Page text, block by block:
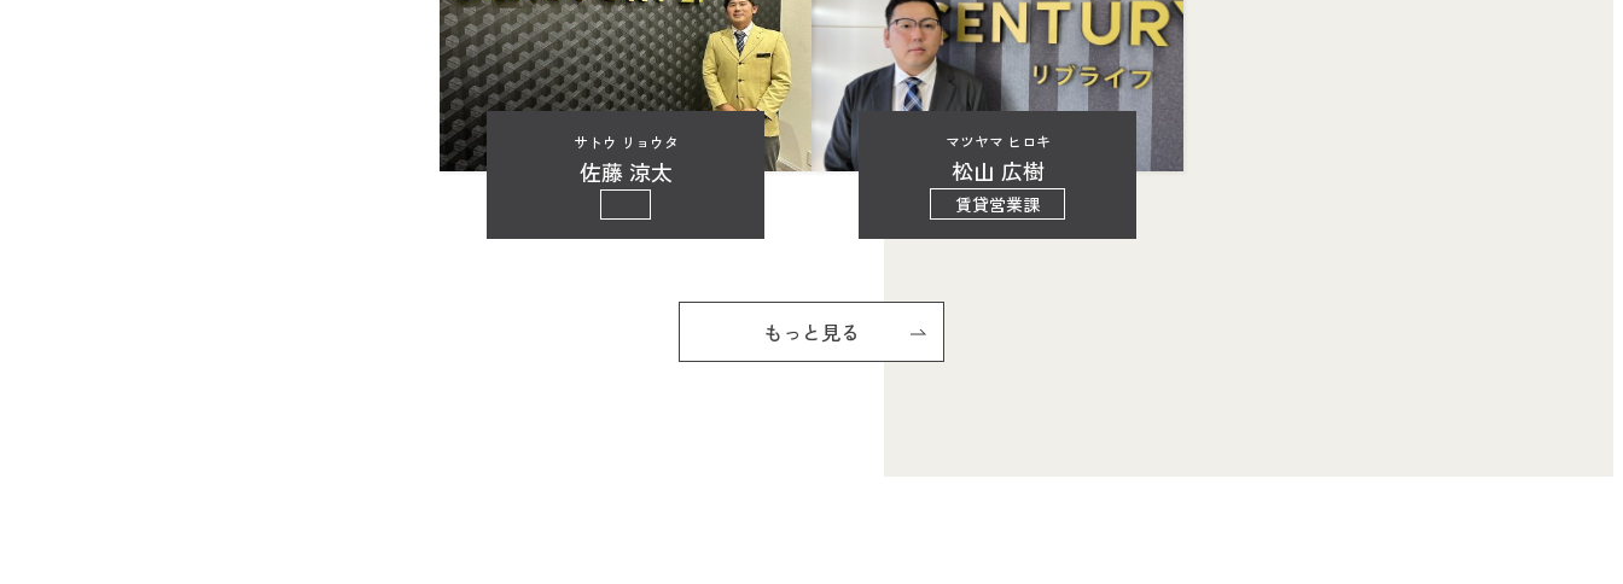
サトウ リョウタ
佐藤 涼太
マツヤマ ヒロキ
松山 広樹
賃貸営業課
もっと見る